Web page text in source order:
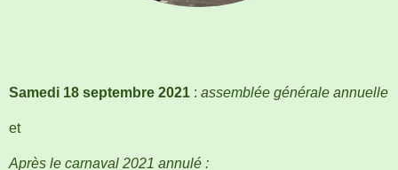
Samedi 18 septembre 2021 : assemblée générale annuelle
et
Après le carnaval 2021 annulé :